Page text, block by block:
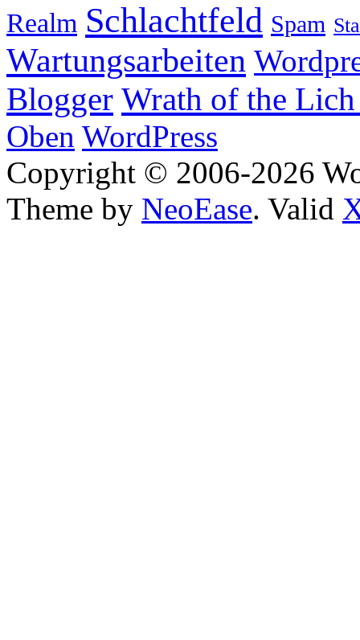
Realm Schlachtfeld Spam
Wartungsarbeiten
Blogger Wrath of the
Oben WordPress
Copyright © 2006-2026
Theme by NeoEase. Valid